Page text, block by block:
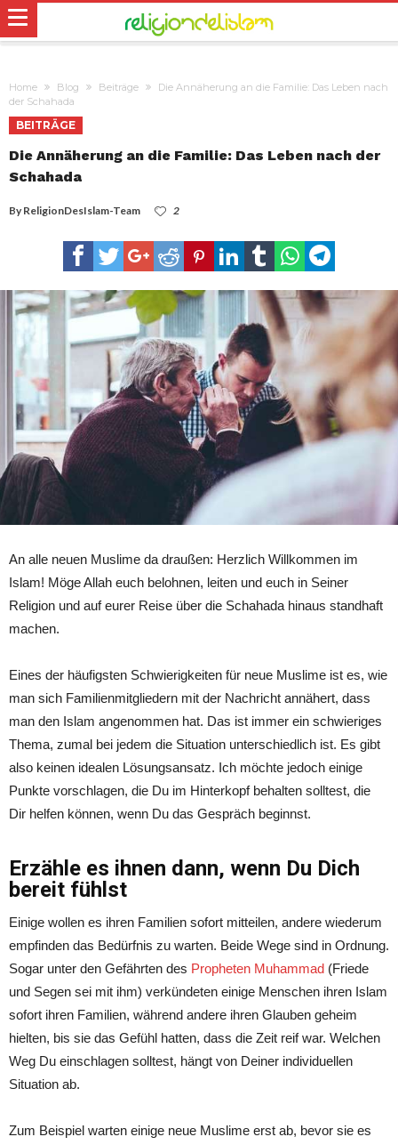
Home Blog Beiträge
Die Annäherung an die Familie: Das Leben nach
der Schahada
BEITRÄGE
Die Annäherung an die Familie: Das Leben nach der
Schahada
By ReligionDesIslam-Team 2
An alle neuen Muslime da draußen: Herzlich Willkommen im
Islam! Möge Allah euch belohnen, leiten und euch in Seiner
Religion und auf eurer Reise über die Schahada hinaus standhaft
machen.
Eines der häufigsten Schwierigkeiten für neue Muslime ist es, wie
man sich Familienmitgliedern mit der Nachricht annähert, dass
man den Islam angenommen hat. Das ist immer ein schwieriges
Thema, zumal bei jedem die Situation unterschiedlich ist. Es gibt
also keinen idealen Lösungsansatz. Ich möchte jedoch einige
Punkte vorschlagen, die Du im Hinterkopf behalten solltest, die
Dir helfen können, wenn Du das Gespräch beginnst.
Erzähle es ihnen dann, wenn Du Dich
bereit fühlst
Einige wollen es ihren Familien sofort mitteilen, andere wiederum
empfinden das Bedürfnis zu warten. Beide Wege sind in Ordnung.
Sogar unter den Gefährten des Propheten Muhammad (Friede
und Segen sei mit ihm) verkündeten einige Menschen ihren Islam
sofort ihren Familien, während andere ihren Glauben geheim
hielten, bis sie das Gefühl hatten, dass die Zeit reif war. Welchen
Weg Du einschlagen solltest, hängt von Deiner individuellen
Situation ab.
Zum Beispiel warten einige neue Muslime erst ab, bevor sie es